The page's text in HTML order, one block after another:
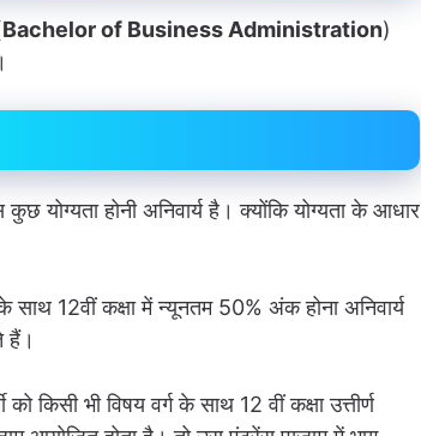
Bachelor of Business Administration)
कुछ योग्यता होनी अनिवार्य है। क्योंकि योग्यता के आधार
साथ 12वीं कक्षा में न्यूनतम 50% अंक होना अनिवार्य
हैं।
किसी भी विषय वर्ग के साथ 12 वीं कक्षा उत्तीर्ण